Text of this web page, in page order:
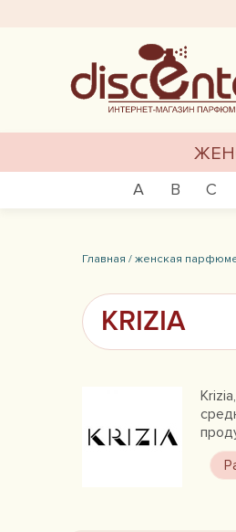
A B C
Главная /женская
KRIZIA